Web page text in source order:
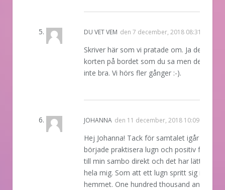
DU VET VEM den 7 december, 2018 08:31
Skriver här som vi pratade om. Ja det blev
korten på bordet som du sa men det gick
inte bra. Vi hörs fler gånger :-).
JOHANNA den 11 december, 2018 10:09
Hej Johanna! Tack för samtalet igår <3 Jag
började praktisera lugn och positiv
till min sambo direkt och det har lättat upp
hela mig. Som att ett lugn spritt sig i hela
hemmet. One hundred thousand angels